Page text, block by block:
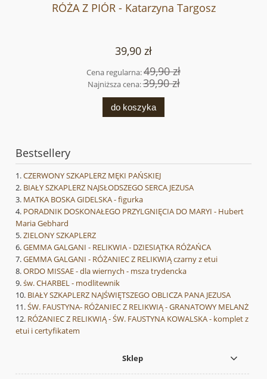
RÓŻA Z PIÓR - Katarzyna Targosz
39,90 zł
Cena regularna:49,90 zł
Najniższa cena:39,90 zł
do koszyka
Bestsellery
CZERWONY SZKAPLERZ MĘKI PAŃSKIEJ
BIAŁY SZKAPLERZ NAJSŁODSZEGO SERCA JEZUSA
MATKA BOSKA GIDELSKA - figurka
PORADNIK DOSKONAŁEGO PRZYLGNIĘCIA DO MARYI - Hubert
Maria Gebhard
ZIELONY SZKAPLERZ
GEMMA GALGANI - RELIKWIA - DZIESIĄTKA RÓŻAŃCA
GEMMA GALGANI - RÓŻANIEC Z RELIKWIĄ czarny z etui
ORDO MISSAE - dla wiernych - msza trydencka
św. CHARBEL - modlitewnik
BIAŁY SZKAPLERZ NAJŚWIĘTSZEGO OBLICZA PANA JEZUSA
ŚW. FAUSTYNA- RÓŻANIEC Z RELIKWIĄ - GRANATOWY MELANŻ
RÓŻANIEC Z RELIKWIĄ - ŚW. FAUSTYNA KOWALSKA - komplet z
etui i certyfikatem
Sklep